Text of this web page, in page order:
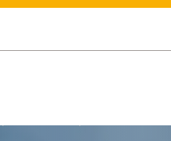
/Nos actualites/Recrutement